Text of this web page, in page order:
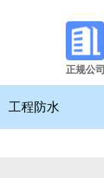
正规公司
工程防水